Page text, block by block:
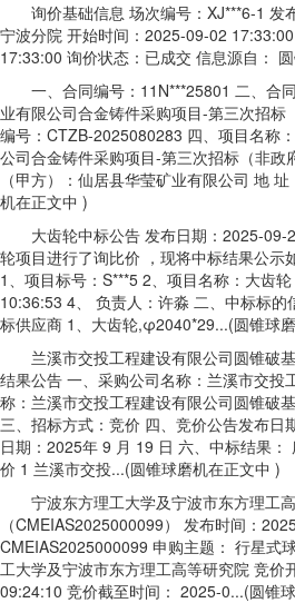
询价基础信息 场次编号：XJ***6-1 发
宁波分院 开始时间：2025-09-02
17:33:00 询价状态：已成交 信息源自：
一、合同编号：11N***25801 二、合
业有限公司合金铸件采购项目-第三次招标
编号：CTZB-2025080283 四、项目名称
公司合金铸件采购项目-第三次招标（非政
（甲方）：仙居县华莹矿业有限公司 地
机在正文中 )
大齿轮中标公告 发布日期：2025-09-
轮项目进行了询比价 ，现将中标结果公示
1、项目标号：S***5 2、项目名称：大齿
10:36:53 4、 负责人：许淼 二、中标标的
标供应商 1、大齿轮,φ2040*29...(圆锥球
兰溪市交投工程建设有限公司圆锥破
结果公告 一、采购公司名称：兰溪市交投
称：兰溪市交投工程建设有限公司圆锥破
三、招标方式：竞价 四、竞价公告发布日
日期：2025年 9 月 19 日 六、中标结果
价 1 兰溪市交投...(圆锥球磨机在正文中 )
宁波东方理工大学及宁波市东方理工
（CMEIAS2025000099） 发布时间：
CMEIAS2025000099 申购主题： 行星式
工大学及宁波市东方理工高等研究院 竞价
09:24:10 竞价截至时间： 2025-0...(圆锥